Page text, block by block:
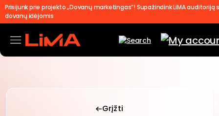
Prisijunk prie projekto „Dovanų marketingas”! Supažindink LiMA auditoriją
dovanų idėjomis
Grįžti